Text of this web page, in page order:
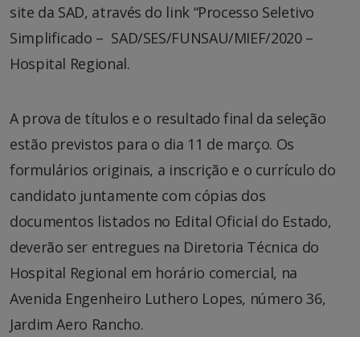
site da SAD, através do link “Processo Seletivo
Simplificado – SAD/SES/FUNSAU/MIEF/2020 –
Hospital Regional.
A prova de títulos e o resultado final da seleção
estão previstos para o dia 11 de março. Os
formulários originais, a inscrição e o currículo do
candidato juntamente com cópias dos
documentos listados no Edital Oficial do Estado,
deverão ser entregues na Diretoria Técnica do
Hospital Regional em horário comercial, na
Avenida Engenheiro Luthero Lopes, número 36,
Jardim Aero Rancho.